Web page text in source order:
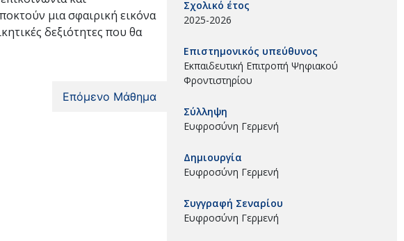
μια σφαιρική εικόνα
δεξιότητες που θα
Επόμενο Μάθημα
Σχολικό έτος
2025-2026
Επιστημονικός υπεύθυνος
Εκπαιδευτική Επιτροπή Ψηφιακού
Φροντιστηρίου
Σύλληψη
Ευφροσύνη Γερμενή
Δημιουργία
Ευφροσύνη Γερμενή
Συγγραφή Σεναρίου
Ευφροσύνη Γερμενή